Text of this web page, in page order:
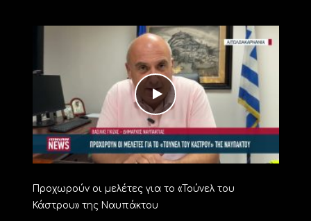
Προχωρούν οι μελέτες για το «Τούνελ του
Κάστρου» της Ναυπάκτου